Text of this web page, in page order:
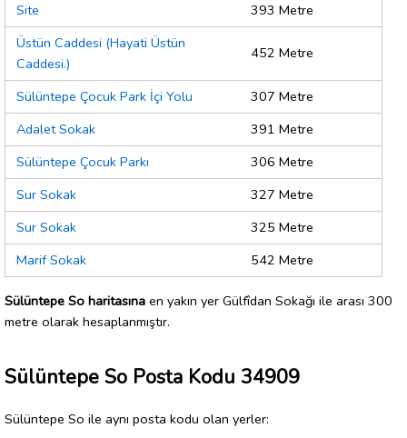
Site
393 Metre
Üstün Caddesi (Hayati Üstün
Caddesi.)
452 Metre
Sülüntepe Çocuk Park İçi Yolu
307 Metre
Adalet Sokak
391 Metre
Sülüntepe Çocuk Parkı
306 Metre
Sur Sokak
327 Metre
Sur Sokak
325 Metre
Marif Sokak
542 Metre
Sülüntepe So haritasına en yakın yer Gülfîdan Sokağı ile arası 300
metre olarak hesaplanmıştır.
Sülüntepe So Posta Kodu 34909
Sülüntepe So ile aynı posta kodu olan yerler: